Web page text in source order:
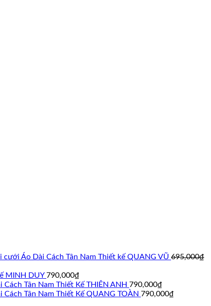
Áo Dài Cách Tân Nam Thiết kế QUANG VŨ 695,000₫
MINH DUY 790,000₫
Cách Tân Nam Thiết Kế THIÊN ANH 790,000₫
Cách Tân Nam Thiết Kế QUANG TOÀN 790,000₫